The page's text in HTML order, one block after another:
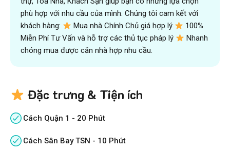
phù hợp với nhu cầu của mình. Chúng tôi cam kết với
khách hàng:
Mua nhà Chính Chủ giá hợp lý
100%
Miễn Phí Tư Vấn và hỗ trợ các thủ tục pháp lý
Nhanh
chóng mua được căn nhà hợp nhu cầu.
Đặc trưng & Tiện ích
Cách Quận 1 - 20 Phút
Cách Sân Bay TSN - 10 Phút